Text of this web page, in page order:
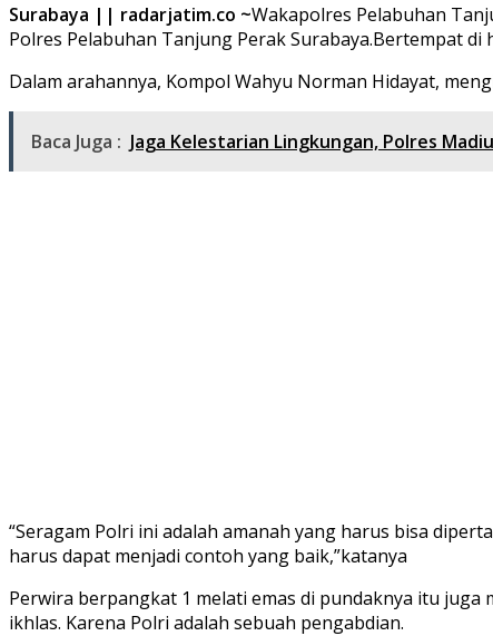
Surabaya || radarjatim.co ~Wakapolres Pelabuhan
Polres Pelabuhan Tanjung Perak Surabaya.Bertempat
Dalam arahannya, Kompol Wahyu Norman Hidayat,
Baca Juga : Jaga Kelestarian Lingkungan, Polres
“Seragam Polri ini adalah amanah yang harus bisa
harus dapat menjadi contoh yang baik,”katanya
Perwira berpangkat 1 melati emas di pundaknya itu
ikhlas. Karena Polri adalah sebuah pengabdian.